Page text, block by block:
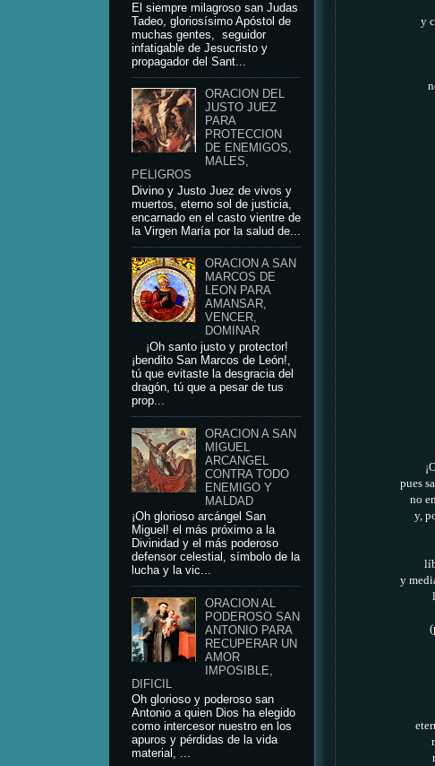
El siempre milagroso san Judas
Tadeo, gloriosísimo Apóstol de
muchas gentes, seguidor
infatigable de Jesucristo y
propagador del Sant...
ORACION DEL
JUSTO JUEZ
PARA
PROTECCION
DE ENEMIGOS,
MALES,
PELIGROS
Divino y Justo Juez de vivos y
muertos, eterno sol de justicia,
encarnado en el casto vientre de
la Virgen María por la salud de...
ORACION A SAN
MARCOS DE
LEON PARA
AMANSAR,
VENCER,
DOMINAR
¡Oh santo justo y protector!
¡bendito San Marcos de León!,
tú que evitaste la desgracia del
dragón, tú que a pesar de tus
prop...
ORACION A SAN
MIGUEL
ARCANGEL
CONTRA TODO
ENEMIGO Y
MALDAD
¡Oh glorioso arcángel San
Miguel! el más próximo a la
Divinidad y el más poderoso
defensor celestial, símbolo de la
lucha y la vic...
ORACION AL
PODEROSO SAN
ANTONIO PARA
RECUPERAR UN
AMOR
IMPOSIBLE,
DIFICIL
Oh glorioso y poderoso san
Antonio a quien Dios ha elegido
como intercesor nuestro en los
apuros y pérdidas de la vida
material, ...
y
pues
no
y,
y